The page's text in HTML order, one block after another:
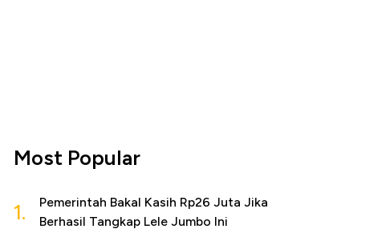
Most Popular
1.
Pemerintah Bakal Kasih Rp26 Juta Jika
Berhasil Tangkap Lele Jumbo Ini